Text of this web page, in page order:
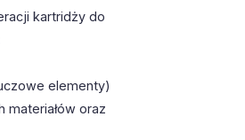
kartridży do
elementy)
oraz